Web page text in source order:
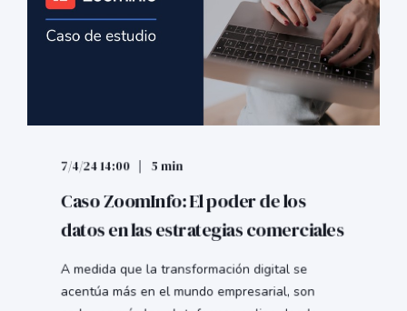
7/4/24 14:00 5 min
Caso ZoomInfo: El poder de los
datos en las estrategias comerciales
A medida que la transformación digital se
acentúa más en el mundo empresarial, son